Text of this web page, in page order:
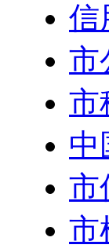
信
市
市
中
市
市